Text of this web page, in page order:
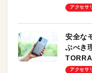
のモバ
アクセサ
安全な
ぶべき
ーも
アクセサ